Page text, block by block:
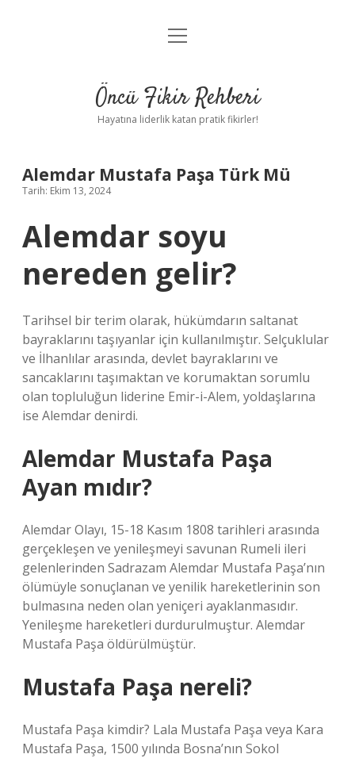
Anasayfa
Yasal Uyarı
menüyü
Öncü Fikir Rehberi
Hayatına liderlik katan pratik fikirler!
Alemdar Mustafa Paşa Türk Mü
Tarih: Ekim 13, 2024
Alemdar soyu
nereden gelir?
Tarihsel bir terim olarak, hükümdarın saltanat
bayraklarını taşıyanlar için kullanılmıştır. Selçuklular
ve İlhanlılar arasında, devlet bayraklarını ve
sancaklarını taşımaktan ve korumaktan sorumlu
olan topluluğun liderine Emir-i-Alem, yoldaşlarına
ise Alemdar denirdi.
Alemdar Mustafa Paşa
Ayan mıdır?
Alemdar Olayı, 15-18 Kasım 1808 tarihleri ​​arasında
gerçekleşen ve yenileşmeyi savunan Rumeli ileri
gelenlerinden Sadrazam Alemdar Mustafa Paşa’nın
ölümüyle sonuçlanan ve yenilik hareketlerinin son
bulmasına neden olan yeniçeri ayaklanmasıdır.
Yenileşme hareketleri durdurulmuştur. Alemdar
Mustafa Paşa öldürülmüştür.
Mustafa Paşa nereli?
Mustafa Paşa kimdir? Lala Mustafa Paşa veya Kara
Mustafa Paşa, 1500 yılında Bosna’nın Sokol